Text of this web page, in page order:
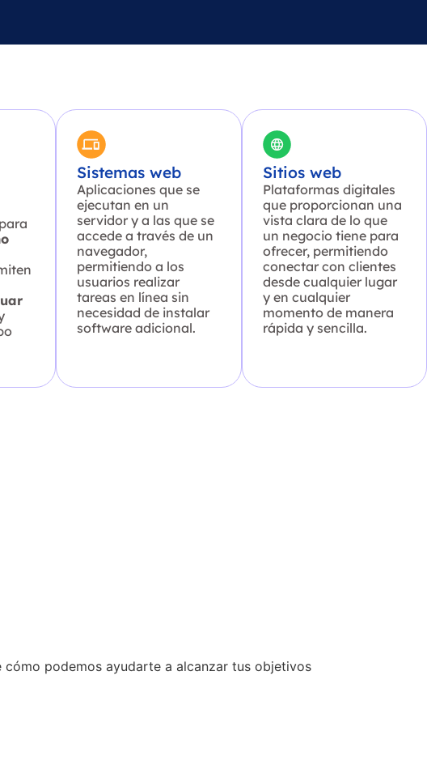
Sistemas web
Aplicaciones que se
ejecutan en un
servidor y a las que se
accede a través de un
navegador,
permitiendo a los
usuarios realizar
tareas en línea sin
necesidad de instalar
software adicional.
Sitios web
Plataformas digitales
que proporcionan una
vista clara de lo que
un negocio tiene para
ofrecer, permitiendo
conectar con clientes
desde cualquier lugar
y en cualquier
momento de manera
rápida y sencilla.
podemos ayudarte a alcanzar tus objetivos